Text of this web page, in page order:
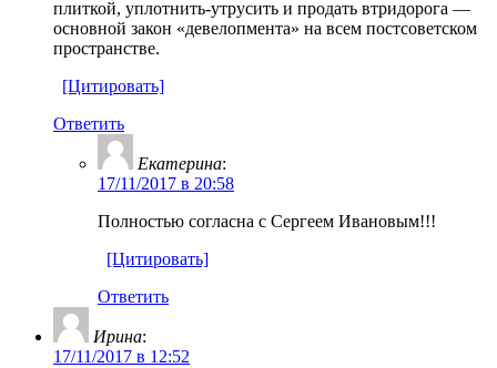
плиткой, уплотнить-утрусить и продать втридорога —
основной закон «девелопмента» на всем постсоветском
пространстве.
[Цитировать]
Ответить
Екатерина:
17/11/2017 в 20:58
Полностью согласна c Сергеем Ивановым!!!
[Цитировать]
Ответить
Ирина:
17/11/2017 в 12:52